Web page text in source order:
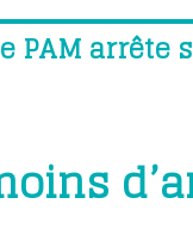
PAM arrête